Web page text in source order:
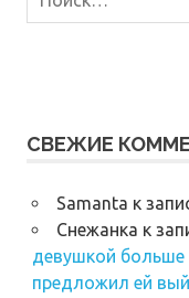
СВЕЖИЕ
Samanta к
Снежанка к
девушкой больше
предложил ей